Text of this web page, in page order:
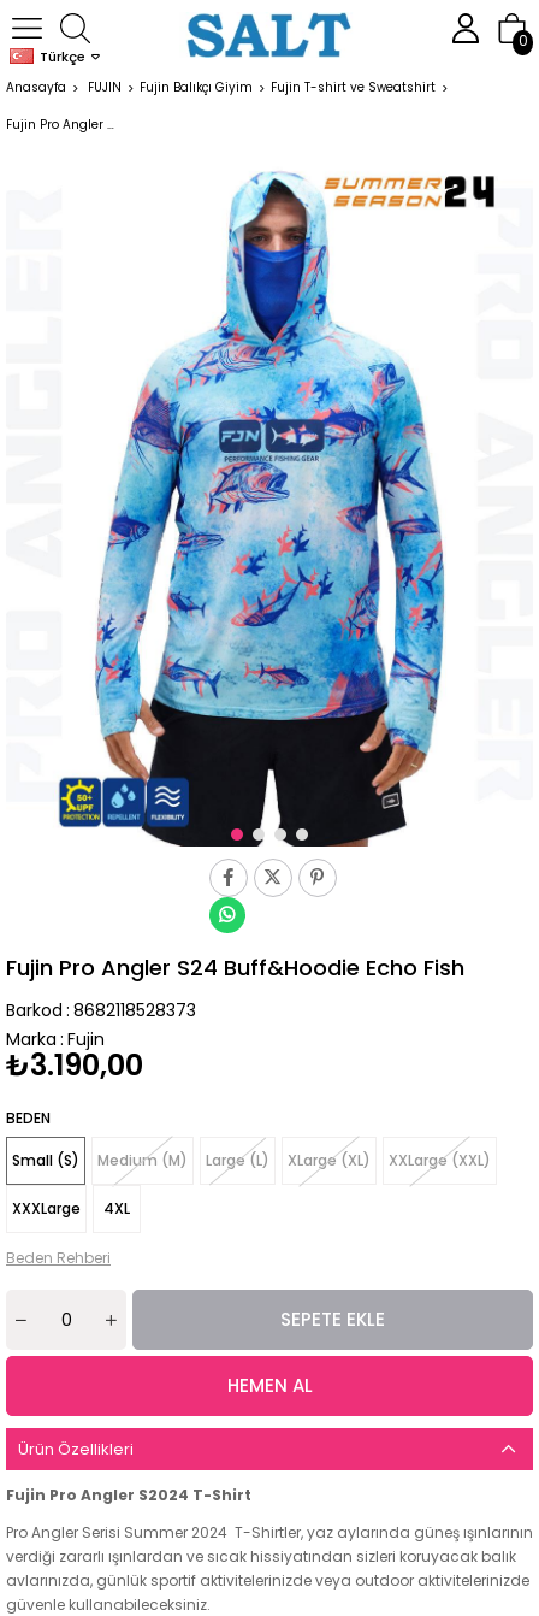
Türkçe
0
Anasayfa FUJIN Fujin Balıkçı Giyim Fujin T-shirt ve Sweatshirt
Fujin Pro Angler S24 Buff&Hoodie Echo Fish
Fujin Pro Angler S24 Buff&Hoodie Echo Fish
Barkod : 8682118528373
Marka : Fujin
₺3.190,00
BEDEN
Small (S) Medium (M) Large (L) XLarge (XL) XXLarge (XXL)
XXXLarge 4XL
Beden Rehberi
Ürün Özellikleri
Fujin Pro Angler S2024 T-Shirt
Pro Angler Serisi Summer 2024 T-Shirtler, yaz aylarında güneş ışınlarının
verdiği zararlı ışınlardan ve sıcak hissiyatından sizleri koruyacak balık
avlarınızda, günlük sportif aktivitelerinizde veya outdoor aktivitelerinizde
güvenle kullanabileceksiniz.